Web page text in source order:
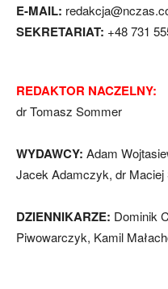
E-MAIL:
SEKRETARIAT: +48 731
REDAKTOR NACZELNY:
dr Tomasz Sommer
WYDAWCY: Adam
Jacek Adamczyk, dr Maciej
DZIENNIKARZE: Dominik
Piwowarczyk, Kamil